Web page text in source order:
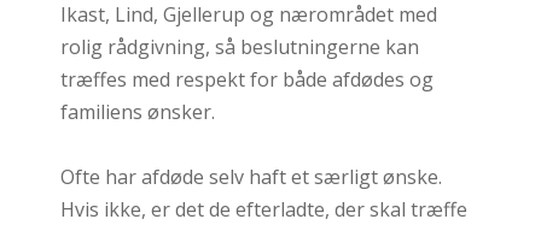
Ikast, Lind, Gjellerup og nærområdet med
rolig rådgivning, så beslutningerne kan
træffes med respekt for både afdødes og
familiens ønsker.
Ofte har afdøde selv haft et særligt ønske.
Hvis ikke, er det de efterladte, der skal træffe